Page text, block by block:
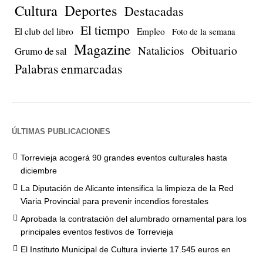
Cultura Deportes Destacadas
El club del libro El tiempo Empleo Foto de la semana
Grumo de sal Magazine Natalicios Obituario
Palabras enmarcadas
ÚLTIMAS PUBLICACIONES
Torrevieja acogerá 90 grandes eventos culturales hasta
diciembre
La Diputación de Alicante intensifica la limpieza de la Red
Viaria Provincial para prevenir incendios forestales
Aprobada la contratación del alumbrado ornamental para los
principales eventos festivos de Torrevieja
El Instituto Municipal de Cultura invierte 17.545 euros en